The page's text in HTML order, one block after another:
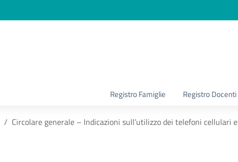
Registro Famiglie Registro Docenti
Circolare generale – Indicazioni sull’utilizzo dei telefoni